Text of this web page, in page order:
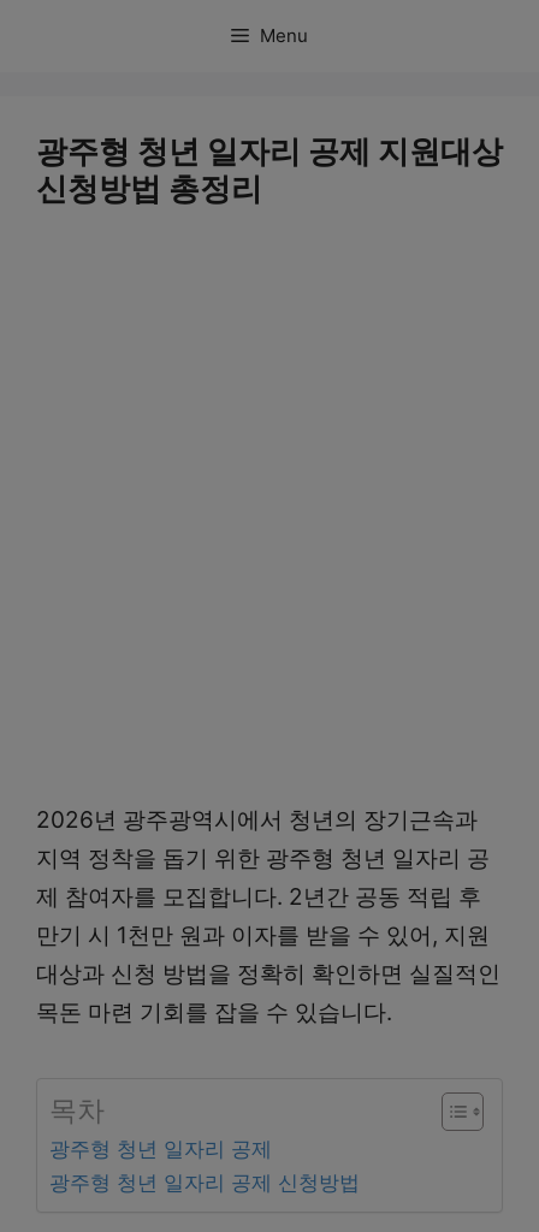
Menu
광주형 청년 일자리 공제 지원대상
신청방법 총정리
2026년 광주광역시에서 청년의 장기근속과
지역 정착을 돕기 위한 광주형 청년 일자리 공
제 참여자를 모집합니다. 2년간 공동 적립 후
만기 시 1천만 원과 이자를 받을 수 있어, 지원
대상과 신청 방법을 정확히 확인하면 실질적인
목돈 마련 기회를 잡을 수 있습니다.
목차
광주형 청년 일자리 공제
광주형 청년 일자리 공제 신청방법